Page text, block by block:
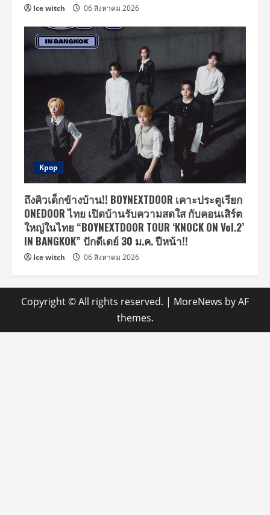
Ice witch 06 สิงหาคม 2026
Kpop
ถึงคิวเด็กข้างบ้าน!! BOYNEXTDOOR เคาะประตูเรียก
ONEDOOR ไทย เปิดบ้านรับความสดใส กับคอนเสิร์ต
ใหญ่ในไทย “BOYNEXTDOOR TOUR ‘KNOCK ON Vol.2’
IN BANGKOK” ปักดีเดย์ 30 ม.ค. ปีหน้า!!
Ice witch 06 สิงหาคม 2026
Copyright © All rights reserved. | MoreNews by AF
themes.